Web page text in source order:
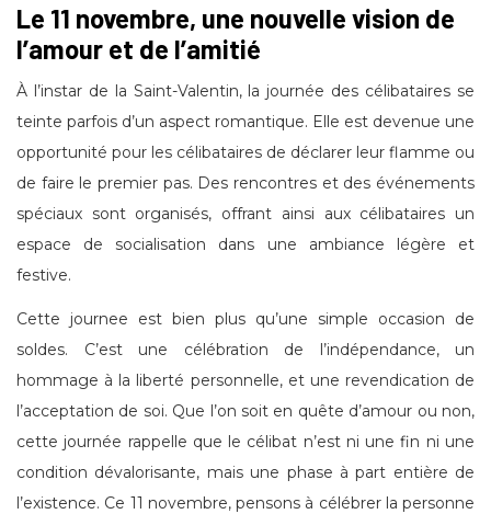
Le 11 novembre, une nouvelle vision de
l’amour et de l’amitié
À l’instar de la Saint-Valentin, la journée des célibataires se
teinte parfois d’un aspect romantique. Elle est devenue une
opportunité pour les célibataires de déclarer leur flamme ou
de faire le premier pas. Des rencontres et des événements
spéciaux sont organisés, offrant ainsi aux célibataires un
espace de socialisation dans une ambiance légère et
festive.
Cette journee est bien plus qu’une simple occasion de
soldes. C’est une célébration de l’indépendance, un
hommage à la liberté personnelle, et une revendication de
l’acceptation de soi. Que l’on soit en quête d’amour ou non,
cette journée rappelle que le célibat n’est ni une fin ni une
condition dévalorisante, mais une phase à part entière de
l’existence. Ce 11 novembre, pensons à célébrer la personne